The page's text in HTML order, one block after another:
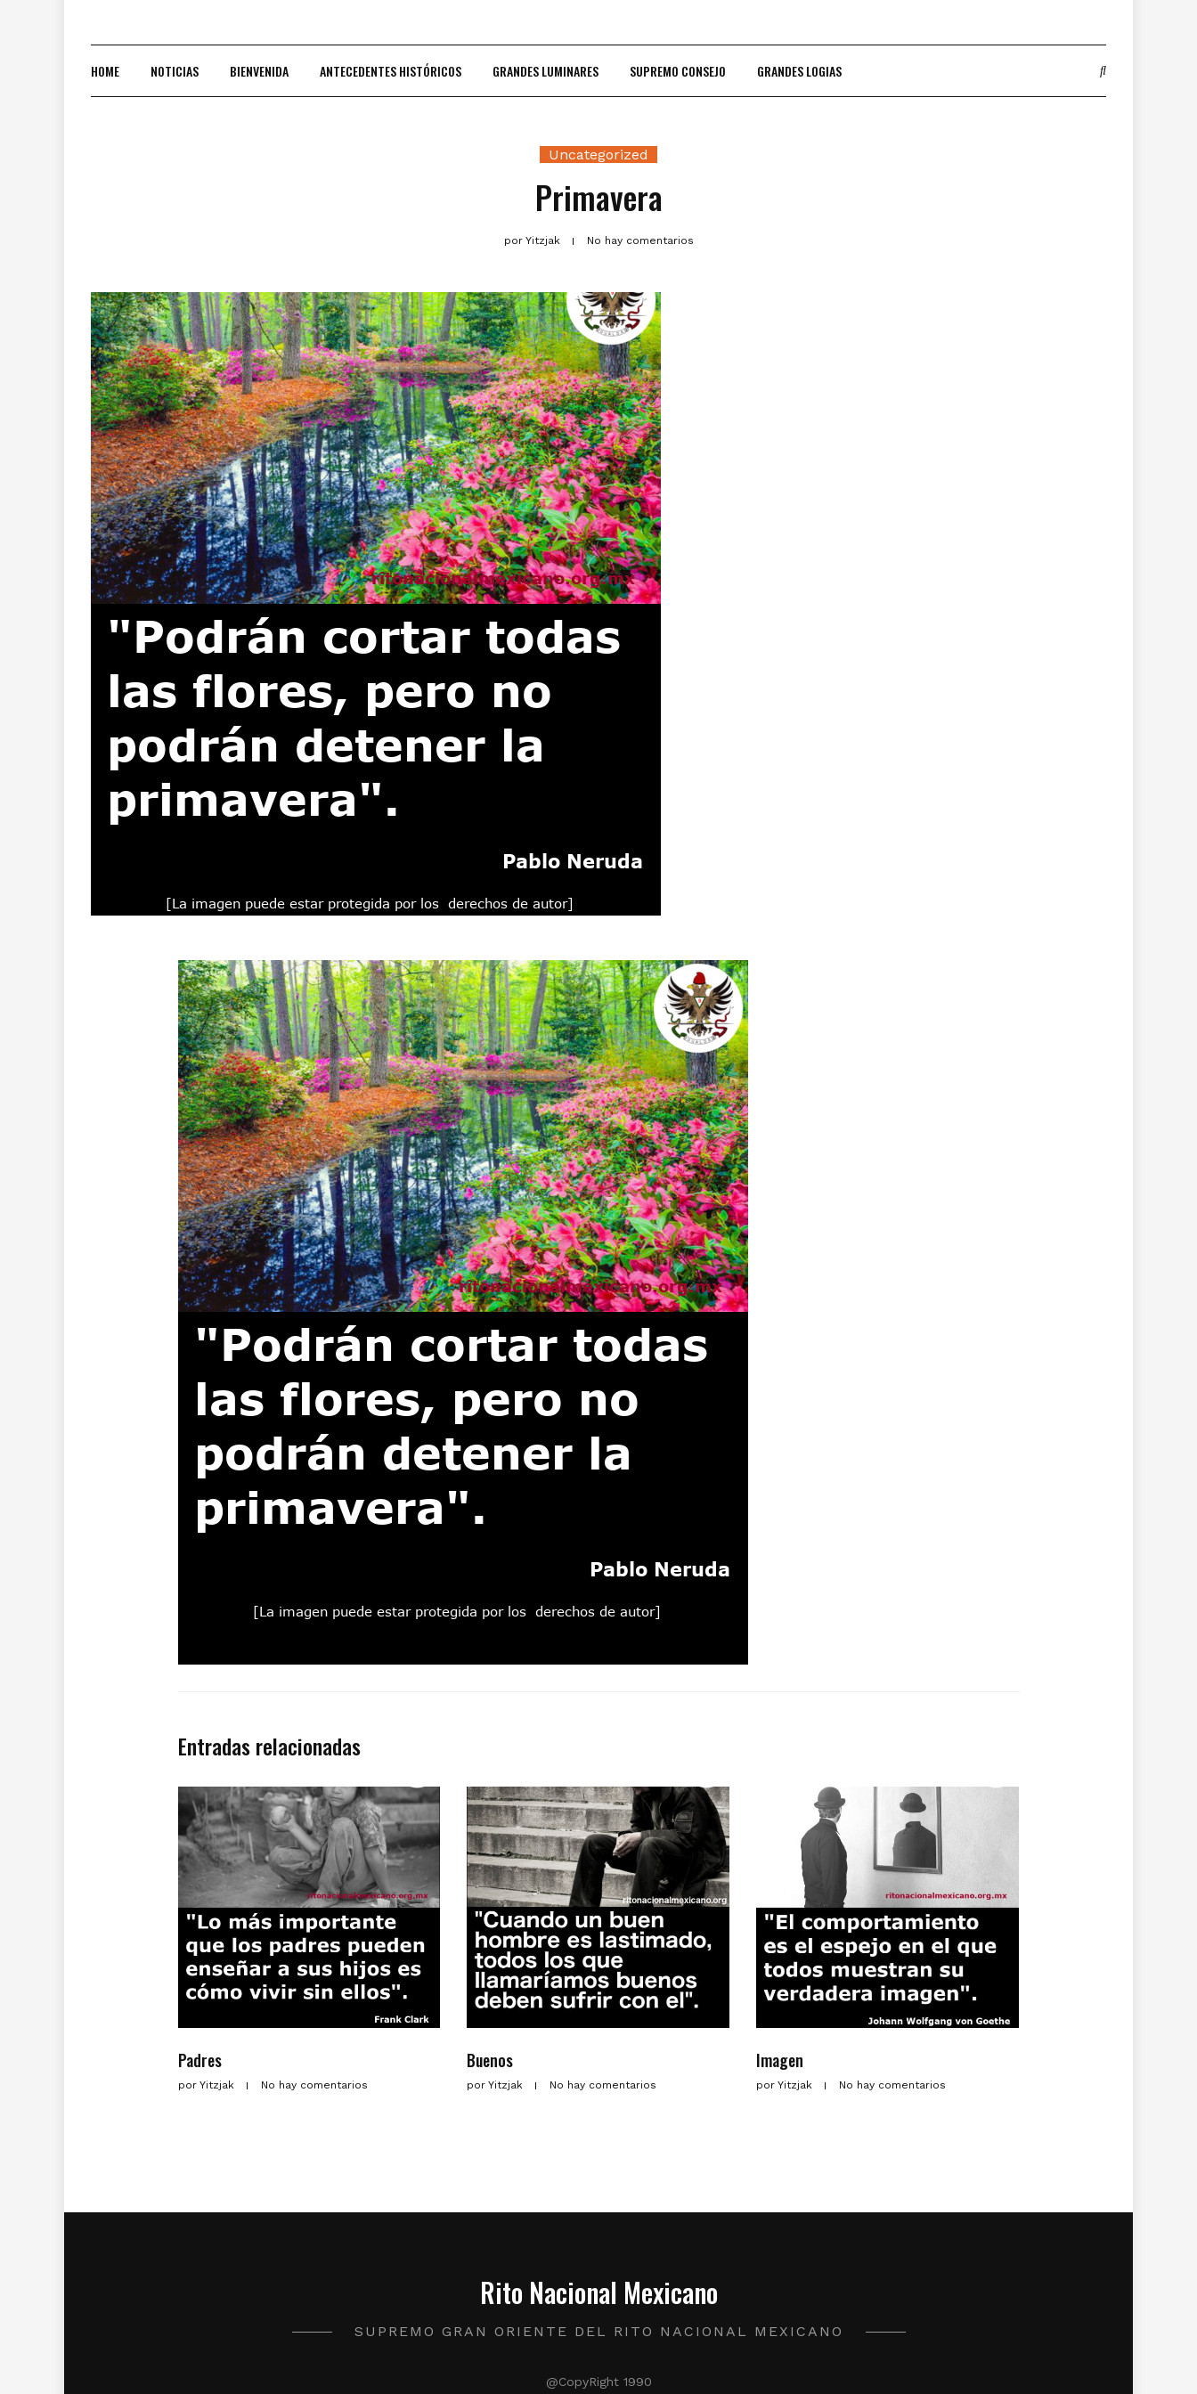
HOME NOTICIAS BIENVENIDA ANTECEDENTES HISTÓRICOS GRANDES LUMINARES SUPREMO CONSEJO GRANDES LOGIAS
Uncategorized
Primavera
porYitzjak No hay comentarios
Entradas relacionadas
Padres
porYitzjak No hay comentarios
Buenos
por Yitzjak No hay comentarios
Imagen
por Yitzjak No hay comentarios
Rito Nacional Mexicano
SUPREMO GRAN ORIENTE DEL RITO NACIONAL MEXICANO
@CopyRight 1990